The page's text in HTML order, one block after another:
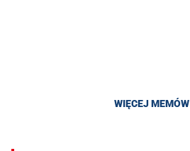
WIĘCEJ MEMÓW